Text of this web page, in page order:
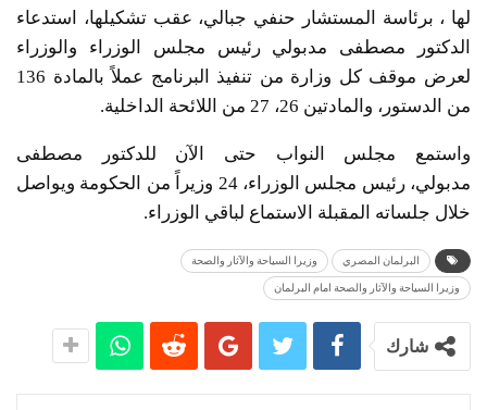
لها ، برئاسة المستشار حنفي جبالي، عقب تشكيلها، استدعاء
الدكتور مصطفى مدبولي رئيس مجلس الوزراء والوزراء
لعرض موقف كل وزارة من تنفيذ البرنامج عملاً بالمادة 136
من الدستور، والمادتين 26، 27 من اللائحة الداخلية.
واستمع مجلس النواب حتى الآن للدكتور مصطفى
مدبولي، رئيس مجلس الوزراء، 24 وزيراً من الحكومة ويواصل
خلال جلساته المقبلة الاستماع لباقي الوزراء.
البرلمان المصري وزيرا السياحة والآثار والصحة
وزيرا السياحة والآثار والصحة امام البرلمان
شارك